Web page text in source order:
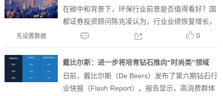
在碳中和背景下，环保行业前景是否值得看好？国
都证券投资顾问陈兆凌认为，行业业绩恢复增长，
公募持仓低位，“碳中和”以及公募REITs助力行业
发展，建议关注相关龙头企业。美丽经济出现新新
赛道，“培育钻石”...
先设置数据 0
戴比尔斯：进一步将培育钻石推向“时尚类”领域
日前，戴比尔斯（De Beers）发布了第六期钻石行
业快报（Flash Report）。报告显示，高消费群体